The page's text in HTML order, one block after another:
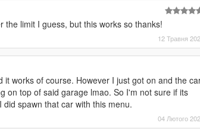
limit I guess, but this works so thanks!
12 Травня
works of course. However I just got on and the
on top of said garage lmao. So I'm not sure if its
spawn that car with this menu.
04 Лютого